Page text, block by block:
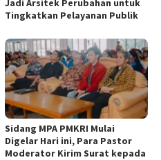
Jadi Arsitek Perubahan untuk
Tingkatkan Pelayanan Publik
Sidang MPA PMKRI Mulai
Digelar Hari ini, Para Pastor
Moderator Kirim Surat kepada